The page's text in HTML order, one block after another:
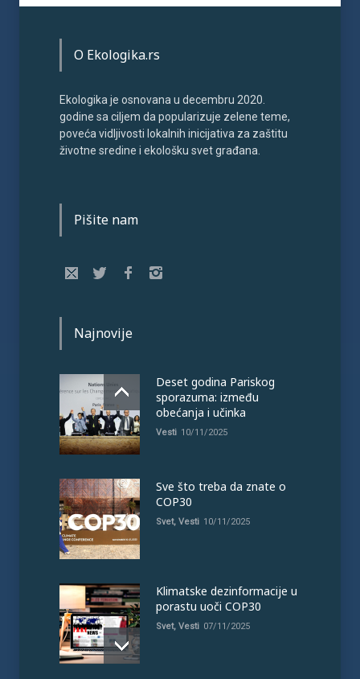
O Ekologika.rs
Ekologika je osnovana u decembru 2020.
godine sa ciljem da popularizuje zelene teme,
poveća vidljivosti lokalnih inicijativa za zaštitu
životne sredine i ekološku svet građana.
Pišite nam
Najnovije
Deset godina Pariskog
sporazuma: između
obećanja i učinka
Vesti 10/11/2025
Sve što treba da znate o
COP30
Svet, Vesti 10/11/2025
Klimatske dezinformacije u
porastu uoči COP30
Svet, Vesti 07/11/2025